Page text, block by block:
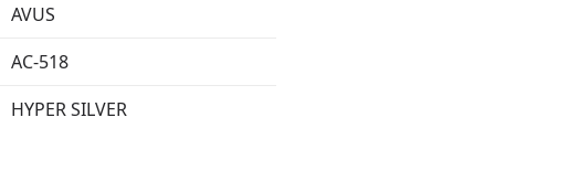
AVUS
AC-518
HYPER SILVER